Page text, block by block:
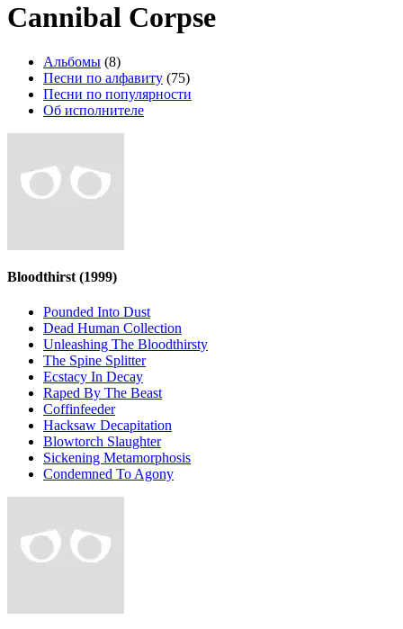
Cannibal Corpse
Альбомы (8)
Песни по алфавиту (75)
Песни по популярности
Об исполнителе
Bloodthirst (1999)
Pounded Into Dust
Dead Human Collection
Unleashing The Bloodthirsty
The Spine Splitter
Ecstacy In Decay
Raped By The Beast
Coffinfeeder
Hacksaw Decapitation
Blowtorch Slaughter
Sickening Metamorphosis
Condemned To Agony